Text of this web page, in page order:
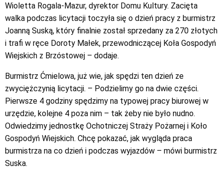
Wioletta Rogala-Mazur, dyrektor Domu Kultury. Zacięta
walka podczas licytacji toczyła się o dzień pracy z burmistrz
Joanną Suską, który finalnie został sprzedany za 270 złotych
i trafi w ręce Doroty Małek, przewodniczącej Koła Gospodyń
Wiejskich z Brzóstowej – dodaje.
Burmistrz Ćmielowa, już wie, jak spędzi ten dzień ze
zwyciężczynią licytacji. – Podzielimy go na dwie części.
Pierwsze 4 godziny spędzimy na typowej pracy biurowej w
urzędzie, kolejne 4 poza nim – tak żeby nie było nudno.
Odwiedzimy jednostkę Ochotniczej Straży Pożarnej i Koło
Gospodyń Wiejskich. Chcę pokazać, jak wygląda praca
burmistrza na co dzień i podczas wyjazdów – mówi burmistrz
Suska.